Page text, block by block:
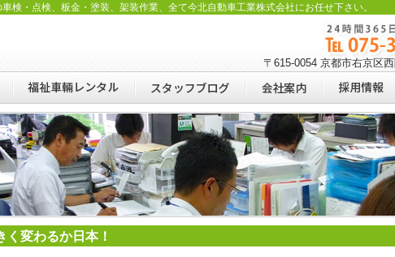
検・点検、板金・塗装、架装作業、全て今北自動車工業株式会社にお任せ下さい。
〒615-0054 京都市右京区
く変わるか日本！